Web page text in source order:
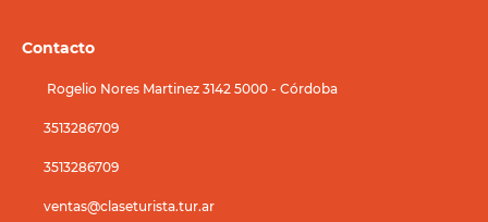
Contacto
Rogelio Nores Martinez 3142 5000 - Córdoba
3513286709
3513286709
ventas@claseturista.tur.ar